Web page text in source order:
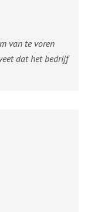
van te voren
dat het bedrijf